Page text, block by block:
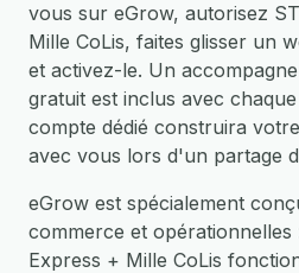
vous sur eGrow, autorisez
Mille CoLis, faites glisser un
et activez-le. Un
gratuit est inclus avec
compte dédié construira
avec vous lors d'un partage
eGrow est spécialement
commerce et
Express + Mille CoLis